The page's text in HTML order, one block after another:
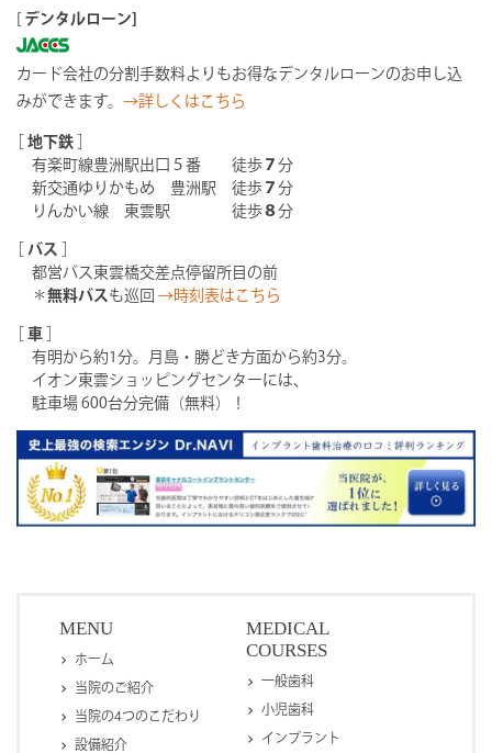
デンタルローン]
カード会社の分割手数料よりもお得なデンタルローンのお申し込
みができます。 →詳しくはこちら
地下鉄
有楽町線豊洲駅出口５番 徒歩 ７ 分
新交通ゆりかもめ 豊洲駅 徒歩 ７ 分
りんかい線 東雲駅 徒歩 ８ 分
バス
都営バス東雲橋交差点停留所目の前
＊ 無料バス も巡回 →時刻表はこちら
車
有明から約1分。月島・勝どき方面から約3分。
イオン東雲ショッピングセンターには、
駐車場 600台分完備（無料）！
MENU
ホーム
当院のご紹介
当院の4つのこだわり
設備紹介
MEDICAL
COURSES
一般歯科
小児歯科
インプラント